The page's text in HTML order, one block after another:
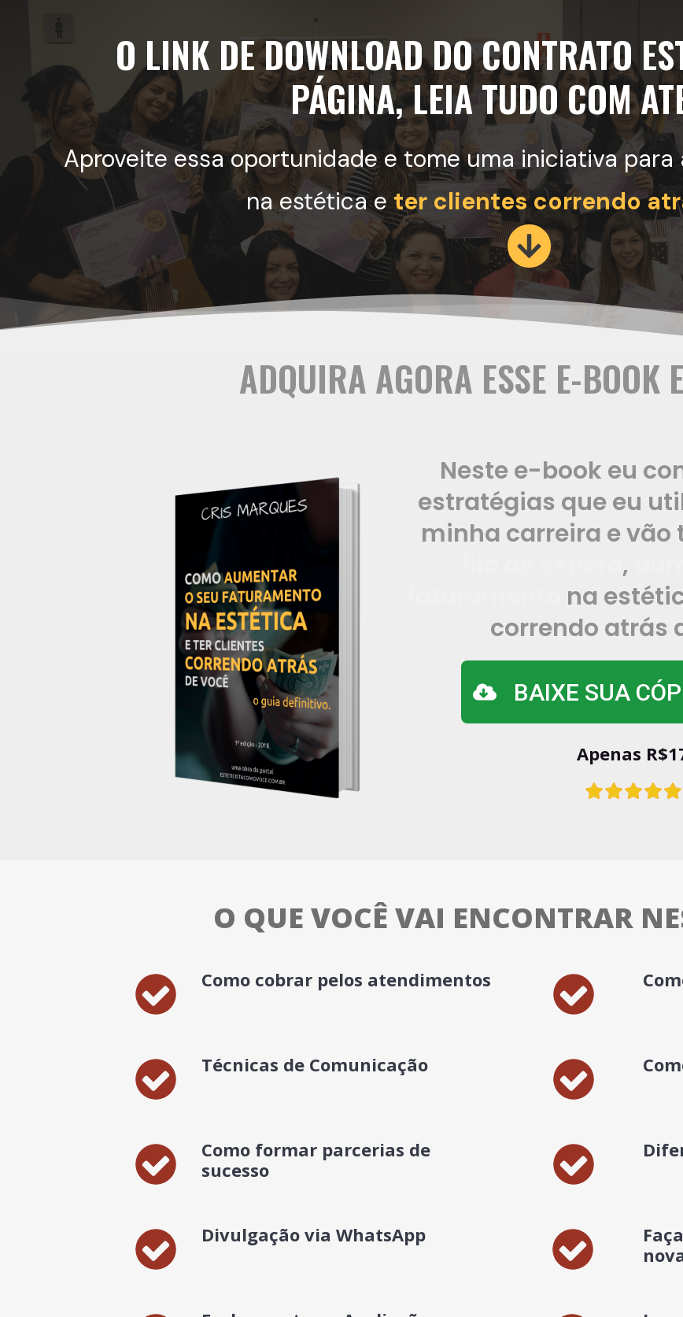
O LINK DE DOWNLOAD DO CONTRATO
PÁGINA, LEIA TUDO COM
Aproveite essa oportunidade e tome uma iniciativa
na estética eter clientes correndo
ADQUIRA AGORA ESSE E-BOOK
Neste e-book eu
estratégias que eu
minha carreira e vão
,
na
correndo atrás
BAIXE SUA
Apenas
O QUE VOCÊ VAI ENCONTRAR
Como cobrar pelos atendimentos
Técnicas de Comunicação
Como formar parcerias de
sucesso
Divulgação via WhatsApp